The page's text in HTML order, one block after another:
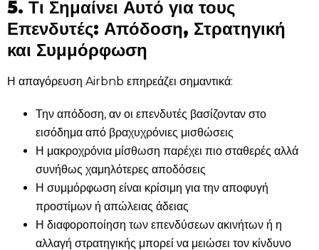
5. Τι Σημαίνει Αυτό για τους
Επενδυτές: Απόδοση, Στρατηγική
και Συμμόρφωση
Η απαγόρευση Airbnb επηρεάζει σημαντικά:
Την απόδοση, αν οι επενδυτές βασίζονταν στο
εισόδημα από βραχυχρόνιες μισθώσεις
Η μακροχρόνια μίσθωση παρέχει πιο σταθερές αλλά
συνήθως χαμηλότερες αποδόσεις
Η συμμόρφωση είναι κρίσιμη για την αποφυγή
προστίμων ή απώλειας άδειας
Η διαφοροποίηση των επενδύσεων ακινήτων ή η
αλλαγή στρατηγικής μπορεί να μειώσει τον κίνδυνο